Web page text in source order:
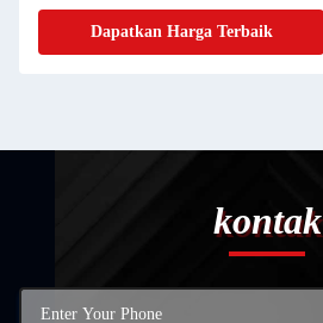
Dapatkan Harga Terbaik
kontak